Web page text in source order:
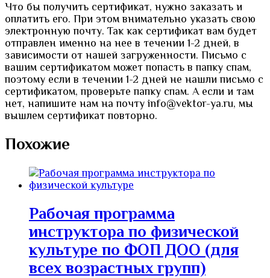
тему:
«ФОП
ДО:
методика
построения
цели,
задач,
плана
построения
содержания
в
ДОО»
Что бы получить сертификат, нужно заказать и
оплатить его. При этом внимательно указать свою
электронную почту. Так как сертификат вам будет
отправлен именно на нее в течении 1-2 дней, в
зависимости от нашей загруженности. Письмо с
вашим сертификатом может попасть в папку спам,
поэтому если в течении 1-2 дней не нашли письмо с
сертификатом, проверьте папку спам. А если и там
нет, напишите нам на почту info@vektor-ya.ru, мы
вышлем сертификат повторно.
Похожие
Рабочая программа
инструктора по физической
культуре по ФОП ДОО (для
всех возрастных групп)